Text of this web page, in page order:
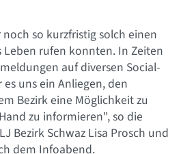
noch so kurzfristig solch einen
rufen konnten. In Zeiten
auf diversen Social-
uns ein Anliegen, den
Bezirk eine Möglichkeit zu
zu informieren", so die
Bezirk Schwaz Lisa Prosch und
dem Infoabend.